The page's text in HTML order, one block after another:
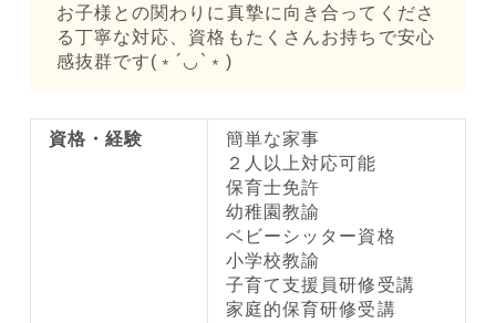
お子様との関わりに真摯に向き合ってくださ
る丁寧な対応、資格もたくさんお持ちで安心
感抜群です(﹡´◡`﹡)
資格・経験
簡単な家事
２人以上対応可能
保育士免許
幼稚園教諭
ベビーシッター資格
小学校教諭
子育て支援員研修受講
家庭的保育研修受講